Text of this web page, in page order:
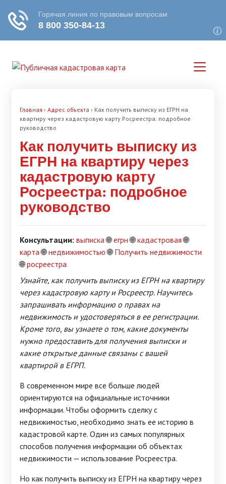
Главная › Адрес объекта › Как получить выписку из ЕГРН на
квартиру через кадастровую карту Росреестра: подробное
руководство
Как получить выписку из
ЕГРН на квартиру через
кадастровую карту
Росреестра: подробное
руководство
Консультации: выписка🌐егрн🌐кадастровая🌐
карта🌐недвижимостью🌐Получить недвижимости
🌐росреестра
Узнайте, как получить выписку из ЕГРН на квартиру
через кадастровую карту и Росреестр. Научитесь
запрашивать информацию о правах на
недвижимость и удостоверяться в ее регистрации.
Кроме того, вы узнаете о том, какие документы
нужно предоставить для получения выписки и
какие открытые данные связаны с вашей
квартирой в ЕГРП.
В современном мире все больше людей
ориентируются на официальные источники
информации. Чтобы оформить сделку с
недвижимостью, необходимо знать ее историю в
кадастровой карте. Один из самых популярных
способов получения информации об объектах
недвижимости — использование Росреестра.
Но как получить выписку из ЕГРН на квартиру через